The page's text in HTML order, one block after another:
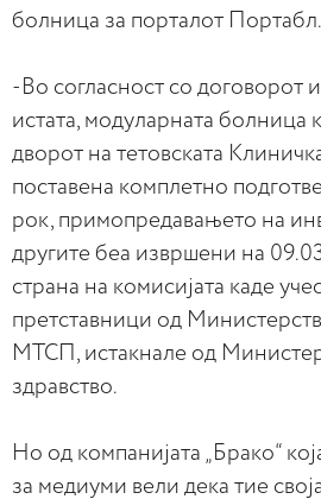
болница за порталот
-Во согласност со договорот
истата, модуларната болница
дворот на тетовската
поставена комплетно
рок, примопредавањето на
другите беа извршени на
страна на комисијата каде
претставници од
МТСП, истакнале од
здравство.
Но од компанијата „Брако“
за медиуми вели дека тие